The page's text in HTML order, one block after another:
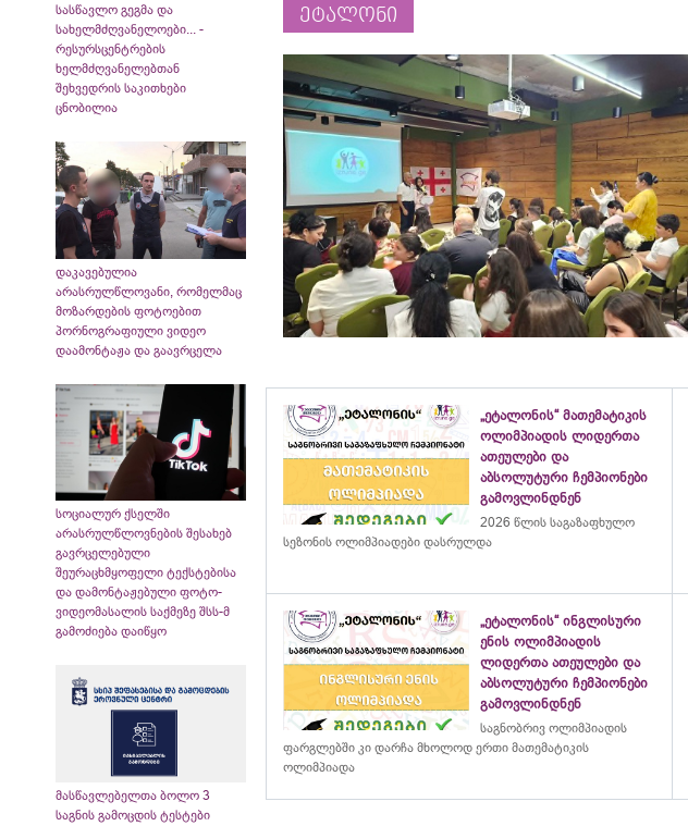
სასწავლო გეგმა და
სახელმძღვანელოები... -
რესურსცენტრების
ხელმძღვანელებთან
შეხვედრის საკითხები
ცნობილია
დაკავებულია
არასრულწლოვანი, რომელმაც
მოზარდების ფოტოებით
პორნოგრაფიული ვიდეო
დაამონტაჟა და გაავრცელა
სოციალურ ქსელში
არასრულწლოვნების შესახებ
გავრცელებული
შეურაცხმყოფელი ტექსტებისა
და დამონტაჟებული ფოტო-
ვიდეომასალის საქმეზე შსს-მ
გამოძიება დაიწყო
მასწავლებელთა ბოლო 3
საგნის გამოცდის ტესტები
ეტალონი
„ეტალონის“ მათემატიკის
ოლიმპიადის ლიდერთა
ათეულები და
აბსოლუტური ჩემპიონები
გამოვლინდნენ
2026 წლის საგაზაფხულო
სეზონის ოლიმპიადები დასრულდა
„ეტალონის“ ინგლისური
ენის ოლიმპიადის
ლიდერთა ათეულები და
აბსოლუტური ჩემპიონები
გამოვლინდნენ
საგნობრივ ოლიმპიადის
ფარგლებში კი დარჩა მხოლოდ ერთი მათემატიკის
ოლიმპიადა